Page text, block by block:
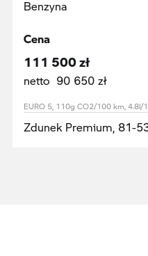
Benzyna
Cena
111 500 zł
netto 90 650 zł
EURO 5, 110g CO2/100 km, 4.8l/
Zdunek Premium, 81-